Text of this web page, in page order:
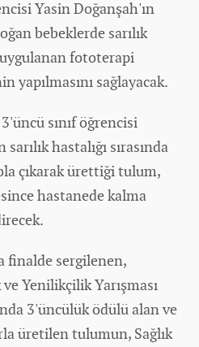
Yasin Doğanşah'ın
bebeklerde sarılık
uygulanan fototerapi
yapılmasını sağlayacak.
sınıf öğrencisi
hastalığı sırasında
çıkarak ürettiği tulum,
hastanede kalma
finalde sergilenen,
Yenilikçilik Yarışması
3'üncülük ödülü alan ve
üretilen tulumun, Sağlık